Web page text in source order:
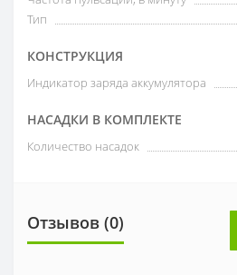
Тип
КОНСТРУКЦИЯ
Индикатор заряда аккумулятора
НАСАДКИ В КОМПЛЕКТЕ
Количество насадок
Отзывов (0)